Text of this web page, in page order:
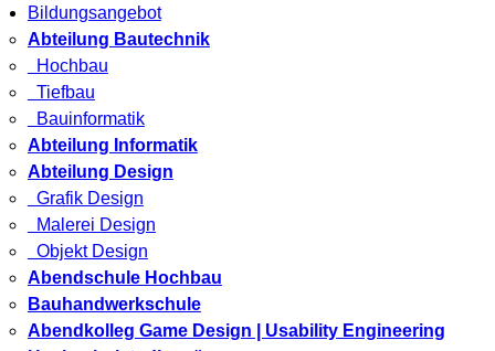
Bildungsangebot
Abteilung Bautechnik
Hochbau
Tiefbau
Bauinformatik
Abteilung Informatik
Abteilung Design
Grafik Design
Malerei Design
Objekt Design
Abendschule Hochbau
Bauhandwerkschule
Abendkolleg Game Design | Usability Engineering